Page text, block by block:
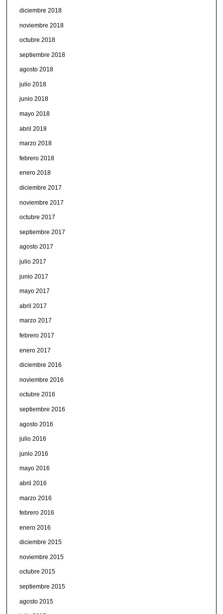
diciembre 2018
noviembre 2018
octubre 2018
septiembre 2018
agosto 2018
julio 2018
junio 2018
mayo 2018
abril 2018
marzo 2018
febrero 2018
enero 2018
diciembre 2017
noviembre 2017
octubre 2017
septiembre 2017
agosto 2017
julio 2017
junio 2017
mayo 2017
abril 2017
marzo 2017
febrero 2017
enero 2017
diciembre 2016
noviembre 2016
octubre 2016
septiembre 2016
agosto 2016
julio 2016
junio 2016
mayo 2016
abril 2016
marzo 2016
febrero 2016
enero 2016
diciembre 2015
noviembre 2015
octubre 2015
septiembre 2015
agosto 2015